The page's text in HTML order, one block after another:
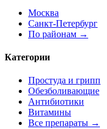
Москва
Санкт-Петербург
По районам →
Категории
Простуда и грипп
Обезболивающие
Антибиотики
Витамины
Все препараты →